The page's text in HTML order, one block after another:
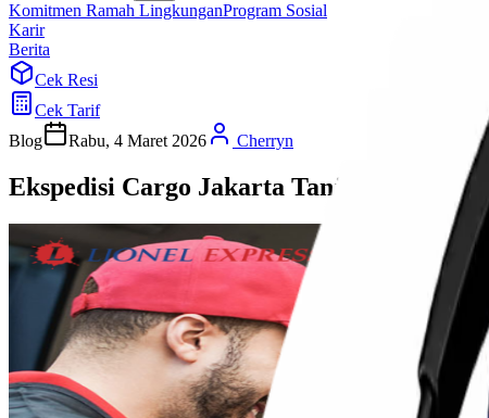
Komitmen Ramah LingkunganProgram Sosial
Karir
Berita
Cek Resi
Cek Tarif
Blog
Rabu, 4 Maret 2026 Cherryn
Ekspedisi Cargo Jakarta Tanjung Pinang